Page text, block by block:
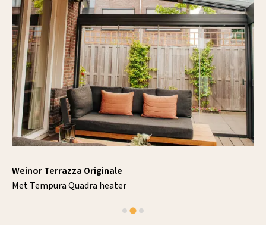
Weinor Terrazza Originale
Met Tempura Quadra heater